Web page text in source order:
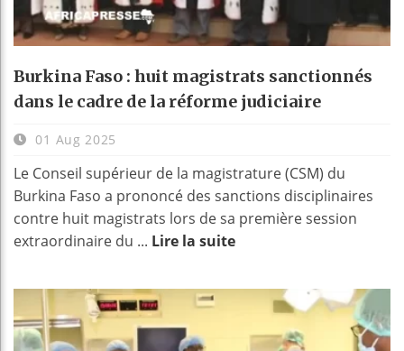
Burkina Faso : huit magistrats sanctionnés
dans le cadre de la réforme judiciaire
01 Aug 2025
Le Conseil supérieur de la magistrature (CSM) du
Burkina Faso a prononcé des sanctions disciplinaires
contre huit magistrats lors de sa première session
extraordinaire du ... Lire la suite